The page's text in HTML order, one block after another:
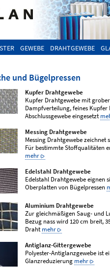
GEWEBE DRAHTGEWEBE
und Bügelpressen
Kupfer Drahtgewebe
Kupfer Drahtgewebe mit
Dampfverteilung, feines
Abschlussgewebe eingesetzt
Messing Drahtgewebe
Messing Drahtgewebe
Für bestimmte Stoffqualitäten
mehr
Edelstahl Drahtgewebe
Edelstahl Drahtgewebe eignen
Oberplatten von Bügelpressen
Aluminium Drahtgewebe
Zur gleichmäßigen Saug- und
Bezug nass wird 120 cm breit,
Draht mehr
Antiglanz-Gittergewebe
Polyester-Antiglanzgewebe ist
Glanzreduzierung mehr